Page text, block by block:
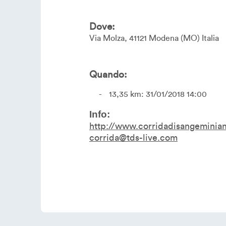
Dove:
Via Molza 41121 Modena MO Italia
Quando:
13,35 km: 31/01/2018 14:00
Info:
http://
corrida@tds-live.com